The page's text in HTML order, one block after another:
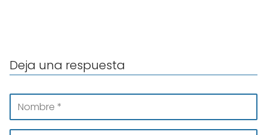
Deja una respuesta